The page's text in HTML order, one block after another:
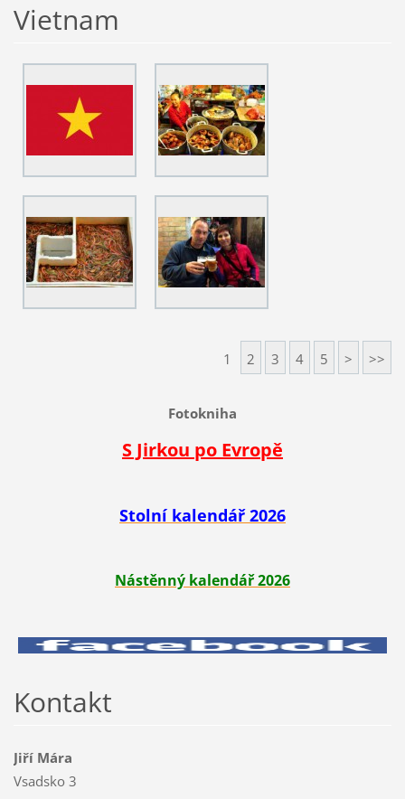
Vietnam
1 2 3 4 5 > >>
Fotokniha
S Jirkou po Evropě
Stolní kalendář 2026
Nástěnný kalendář 2026
Kontakt
Jiří Mára
Vsadsko 3